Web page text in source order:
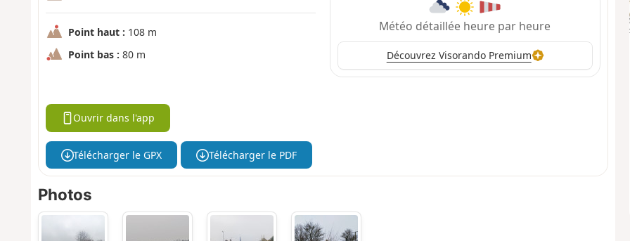
Point haut : 108 m
Point bas : 80 m
Météo détaillée heure par heure
Découvrez Visorando Premium
Ouvrir dans l'app
Télécharger le GPX Télécharger le PDF
Photos